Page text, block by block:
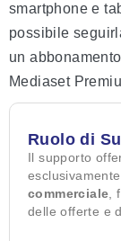
smartphone e
possibile
un
Mediaset
Ruolo di
Il supporto
commerciale
delle offerte e